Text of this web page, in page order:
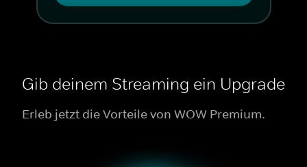
Gib deinem Streaming ein Upgrade
Erleb jetzt die Vorteile von WOW Premium.